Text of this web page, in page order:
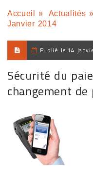
Accueil » Actualités »
Janvier 2014
Publié le 14
Sécurité du
changement de